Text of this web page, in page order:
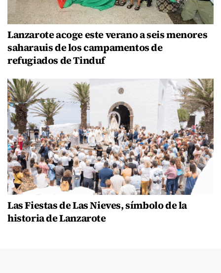
Lanzarote acoge este verano a seis menores
saharauis de los campamentos de
refugiados de Tinduf
Las Fiestas de Las Nieves, símbolo de la
historia de Lanzarote